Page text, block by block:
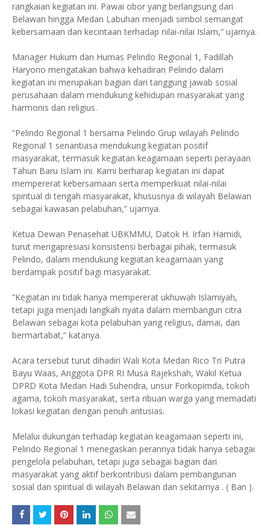
rangkaian kegiatan ini. Pawai obor yang berlangsung dari
Belawan hingga Medan Labuhan menjadi simbol semangat
kebersamaan dan kecintaan terhadap nilai-nilai Islam,” ujarnya.
Manager Hukum dan Humas Pelindo Regional 1, Fadillah
Haryono mengatakan bahwa kehadiran Pelindo dalam
kegiatan ini merupakan bagian dari tanggung jawab sosial
perusahaan dalam mendukung kehidupan masyarakat yang
harmonis dan religius.
“Pelindo Regional 1 bersama Pelindo Grup wilayah Pelindo
Regional 1 senantiasa mendukung kegiatan positif
masyarakat, termasuk kegiatan keagamaan seperti perayaan
Tahun Baru Islam ini. Kami berharap kegiatan ini dapat
mempererat kebersamaan serta memperkuat nilai-nilai
spiritual di tengah masyarakat, khususnya di wilayah Belawan
sebagai kawasan pelabuhan,” ujarnya.
Ketua Dewan Penasehat UBKMMU, Datok H. Irfan Hamidi,
turut mengapresiasi konsistensi berbagai pihak, termasuk
Pelindo, dalam mendukung kegiatan keagamaan yang
berdampak positif bagi masyarakat.
“Kegiatan ini tidak hanya mempererat ukhuwah Islamiyah,
tetapi juga menjadi langkah nyata dalam membangun citra
Belawan sebagai kota pelabuhan yang religius, damai, dan
bermartabat,” katanya.
Acara tersebut turut dihadiri Wali Kota Medan Rico Tri Putra
Bayu Waas, Anggota DPR RI Musa Rajekshah, Wakil Ketua
DPRD Kota Medan Hadi Suhendra, unsur Forkopimda, tokoh
agama, tokoh masyarakat, serta ribuan warga yang memadati
lokasi kegiatan dengan penuh antusias.
Melalui dukungan terhadap kegiatan keagamaan seperti ini,
Pelindo Regional 1 menegaskan perannya tidak hanya sebagai
pengelola pelabuhan, tetapi juga sebagai bagian dari
masyarakat yang aktif berkontribusi dalam pembangunan
sosial dan spiritual di wilayah Belawan dan sekitarnya . ( Ban ).